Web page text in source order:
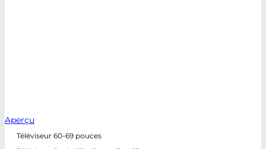
Aperçu
Téléviseur 60-69 pouces